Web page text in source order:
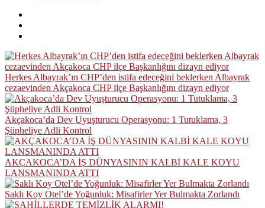
Herkes Albayrak’ın CHP’den istifa edeceğini beklerken Albayrak
cezaevinden Akçakoca CHP ilçe Başkanlığını dizayn ediyor
Akçakoca’da Dev Uyuşturucu Operasyonu: 1 Tutuklama, 3
Şüpheliye Adli Kontrol
AKÇAKOCA’DA İŞ DÜNYASININ KALBİ KALE KOYU
LANSMANINDA ATTI
Saklı Koy Otel’de Yoğunluk: Misafirler Yer Bulmakta Zorlandı